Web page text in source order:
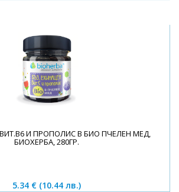
И ПРОПОЛИС В БИО ПЧЕЛЕН МЕД,
БИОХЕРБА, 280ГР.
5.34 € (10.44 лв.)